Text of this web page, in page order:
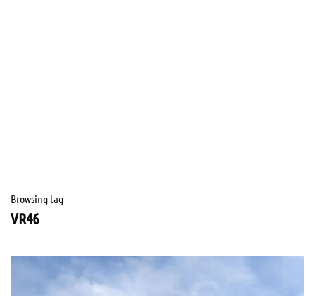
Browsing tag
VR46